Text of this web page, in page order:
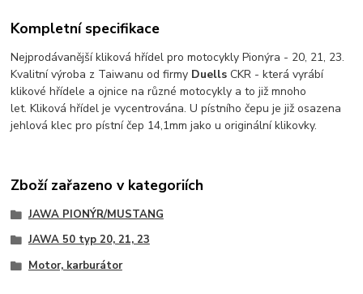
Kompletní specifikace
Nejprodávanější kliková hřídel pro motocykly Pionýra - 20, 21, 23.
Kvalitní výroba z Taiwanu od firmy Duells CKR - která vyrábí
klikové hřídele a ojnice na různé motocykly a to již mnoho
let. Kliková hřídel je vycentrována. U pístního čepu je již osazena
jehlová klec pro pístní čep 14,1mm jako u originální klikovky.
Zboží zařazeno v kategoriích
JAWA PIONÝR/MUSTANG
JAWA 50 typ 20, 21, 23
Motor, karburátor